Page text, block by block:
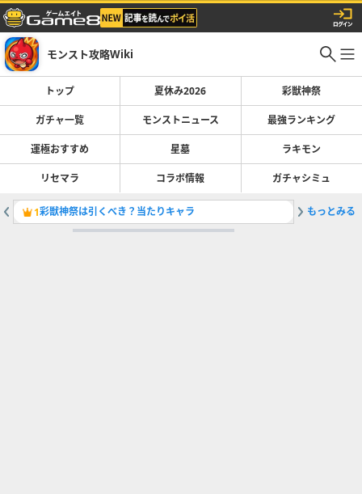
モンスト攻略Wiki
トップ 夏休み2026 彩獣神祭
ガチャ一覧 モンストニュース 最強ランキング
運極おすすめ 星墓 ラキモン
リセマラ コラボ情報 ガチャシミュ
1彩獣神祭は引くべき？当たりキャラ 2最強キ
もっとみる